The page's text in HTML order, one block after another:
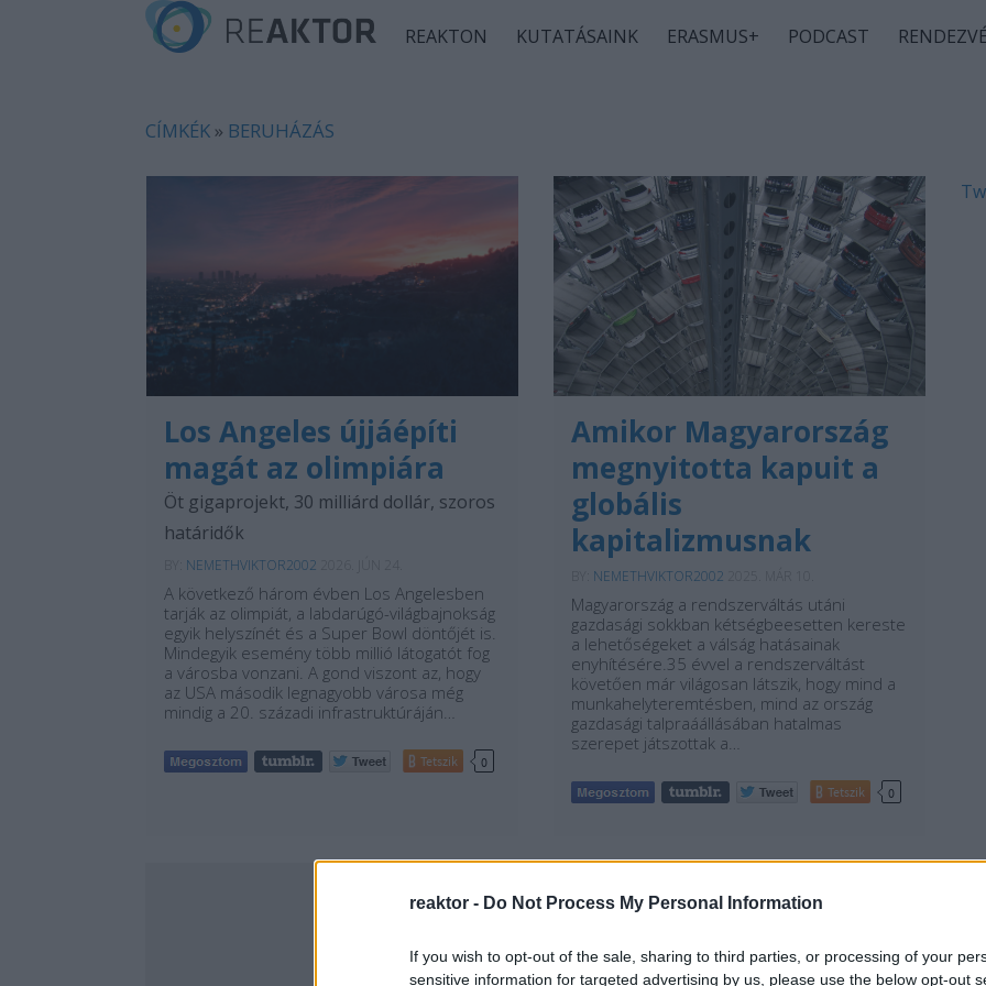
reaktor - Do Not Process My Personal Information
If you wish to opt-out of the sale, sharing to third parties, or processing of your
sensitive information for targeted advertising by us, please use the below opt-out
REAKTON KUTATÁSAINK ERASMUS+ PODCAST
CÍMKÉK » BERUHÁZÁS
Los Angeles újjáépíti
magát az olimpiára
Öt gigaprojekt, 30 milliárd dollár, szoros
határidők
NEMETHVIKTOR2002
A következő három évben Los Angelesben
tarják az olimpiát, a labdarúgó-világbajnokság
egyik helyszínét és a Super Bowl döntőjét is.
Mindegyik esemény több millió látogatót fog
a városba vonzani. A gond viszont az, hogy
az USA második legnagyobb városa még
mindig a 20. századi infrastruktúráján…
Tetszik 0
Amikor Magyarország
megnyitotta kapuit a
globális
kapitalizmusnak
NEMETHVIKTOR2002
Magyarország a rendszerváltás utáni
gazdasági sokkban kétségbeesetten kereste
a lehetőségeket a válság hatásainak
enyhítésére.35 évvel a rendszerváltást
követően már világosan látszik, hogy mind a
munkahelyteremtésben, mind az ország
gazdasági talpraáállásában hatalmas
szerepet játszottak a…
Tetszik 0
REAKTOR